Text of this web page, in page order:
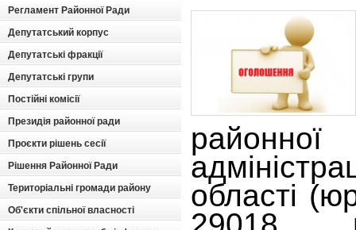
Регламент Районної Ради
Депутатський корпус
Депутатські фракції
Депутатські групи
Постійні комісії
Президія районної ради
Проєкти рішень сесії
Рішення Районної Ради
Територіальні громади району
Об'єкти спільної власності
області